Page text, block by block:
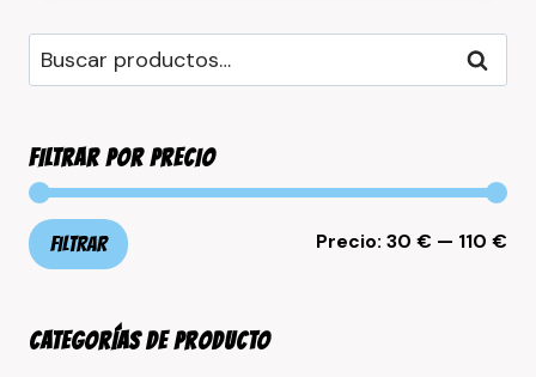
Buscar
por:
Buscar
FILTRAR POR PRECIO
Filtrar Precio: 30 € — 110 €
CATEGORÍAS DE PRODUCTO